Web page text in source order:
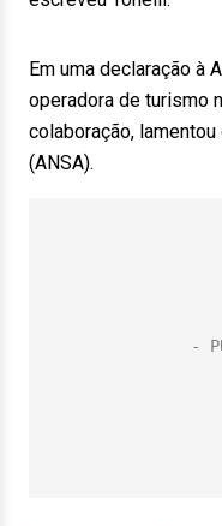
Em uma declaração à
operadora de turismo
colaboração,
(ANSA).